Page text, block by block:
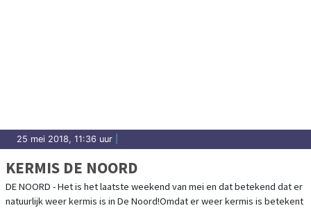
25 mei 2018, 11:36 uur
KERMIS DE NOORD
DE NOORD - Het is het laatste weekend van mei en dat betekend dat er
natuurlijk weer kermis is in De Noord!Omdat er weer kermis is betekent